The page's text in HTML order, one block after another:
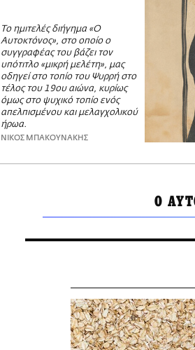
Το ημιτελές διήγημα «Ο
Αυτοκτόνος», στο οποίο ο
συγγραφέας του βάζει τον
υπότιτλο «μικρή μελέτη», μας
οδηγεί στο τοπίο του Ψυρρή στο
τέλος του 19ου αιώνα, κυρίως
όμως στο ψυχικό τοπίο ενός
απελπισμένου και μελαγχολικού
ήρωα.
ΝΙΚΟΣ ΜΠΑΚΟΥΝΑΚΗΣ
Ο